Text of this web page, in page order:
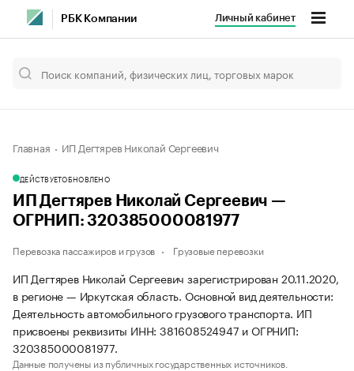
РБК Компании Личный кабинет
Главная ИП Дегтярев Николай Сергеевич
ДЕЙСТВУЕТОБНОВЛЕНО
ИП Дегтярев Николай Сергеевич —
ОГРНИП: 320385000081977
Перевозка пассажиров и грузов Грузовые перевозки
ИП Дегтярев Николай Сергеевич зарегистрирован 20.11.2020,
в регионе — Иркутская область. Основной вид деятельности:
Деятельность автомобильного грузового транспорта. ИП
присвоены реквизиты ИНН: 381608524947 и ОГРНИП:
320385000081977.
Данные получены из публичных государственных источников.